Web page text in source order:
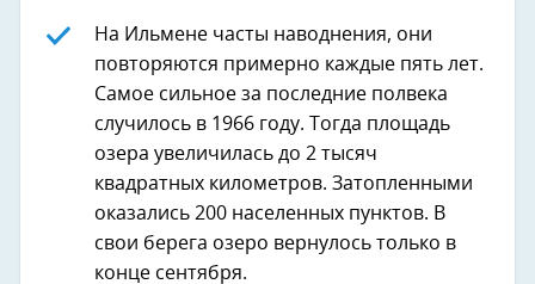
На Ильмене часты наводнения, они
повторяются примерно каждые пять лет.
Самое сильное за последние полвека
случилось в 1966 году. Тогда площадь
озера увеличилась до 2 тысяч
квадратных километров. Затопленными
оказались 200 населенных пунктов. В
свои берега озеро вернулось только в
конце сентября.